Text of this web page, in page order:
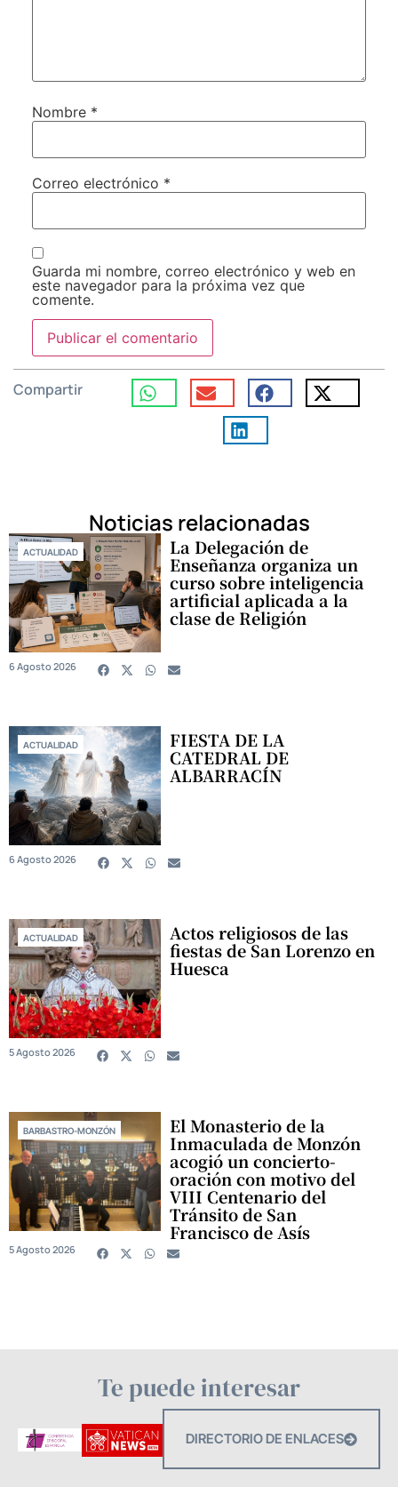
Nombre *
Correo electrónico *
Guarda mi nombre, correo electrónico y web en
este navegador para la próxima vez que
comente.
Compartir
Noticias relacionadas
ACTUALIDAD La Delegación de
Enseñanza organiza un
curso sobre inteligencia
artificial aplicada a la
clase de Religión
6 Agosto 2026
ACTUALIDAD FIESTA DE LA
CATEDRAL DE
ALBARRACÍN
6 Agosto 2026
ACTUALIDAD Actos religiosos de las
fiestas de San Lorenzo en
Huesca
5 Agosto 2026
BARBASTRO-MONZÓN El Monasterio de la
Inmaculada de Monzón
acogió un concierto-
oración con motivo del
VIII Centenario del
Tránsito de San
Francisco de Asís
5 Agosto 2026
Te puede interesar
DIRECTORIO DE ENLACES